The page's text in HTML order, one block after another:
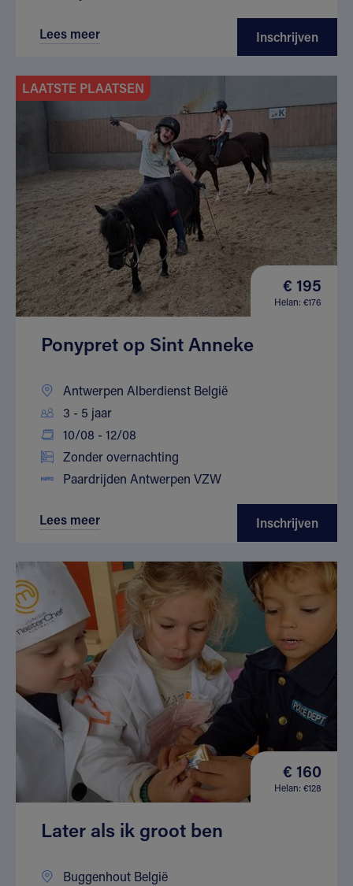
Lees meer Inschrijven
LAATSTE PLAATSEN
€ 195
Helan: €176
Ponypret op Sint Anneke
Antwerpen Alberdienst België
3 - 5 jaar
10/08 - 12/08
Zonder overnachting
Paardrijden Antwerpen VZW
Lees meer Inschrijven
€ 160
Helan: €128
Later als ik groot ben
Buggenhout België